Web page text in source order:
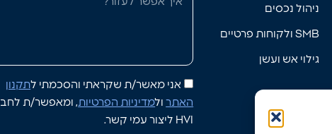
ניהול נכסים
SMB ולקוחות פרטיים
גילוי אש ועשן
אני מאשר/ת שקראתי והסכמתי לתקנון
האתרולמדיניות הפרטיות, ומאפשר/ת
HVI ליצור עמי קשר.